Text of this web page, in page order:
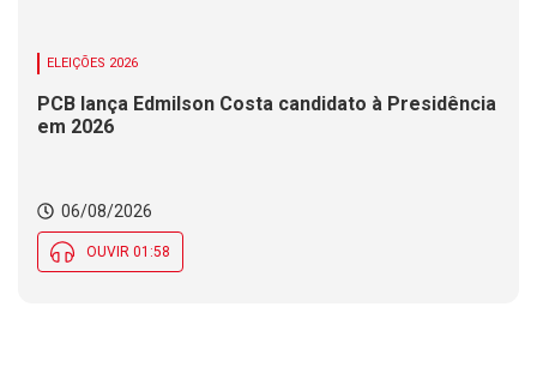
ELEIÇÕES 2026
PCB lança Edmilson Costa candidato à Presidência
em 2026
06/08/2026
OUVIR 01:58